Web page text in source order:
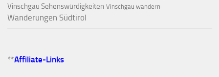
Vinschgau Sehenswürdigkeiten Vinschgau wandern
Wanderungen Südtirol
**Affiliate-Links